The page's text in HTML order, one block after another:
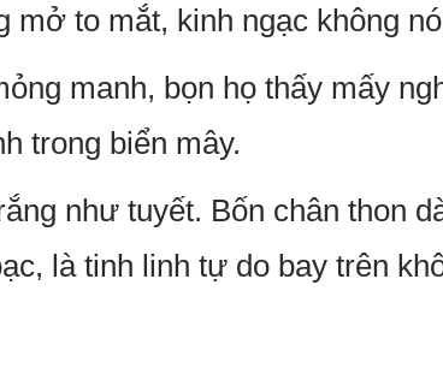
mở to mắt, kinh ngạc không
manh, bọn họ thấy mấy
trong biển mây.
như tuyết. Bốn chân thon
là tinh linh tự do bay trên